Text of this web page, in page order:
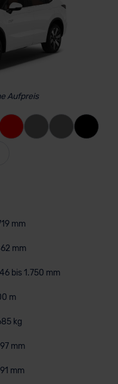
Aufpreis
mm
mm
bis 1.750 mm
m
kg
mm
mm